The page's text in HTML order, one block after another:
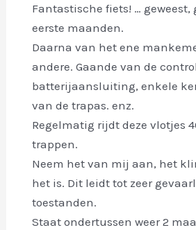
Fantastische fiets! … geweest,
eerste maanden.
Daarna van het ene
andere. Gaande van de
batterijaansluiting, enkele
van de trapas. enz.
Regelmatig rijdt deze vlotjes
trappen.
Neem het van mij aan, het
het is. Dit leidt tot zeer
toestanden.
Staat ondertussen weer 2